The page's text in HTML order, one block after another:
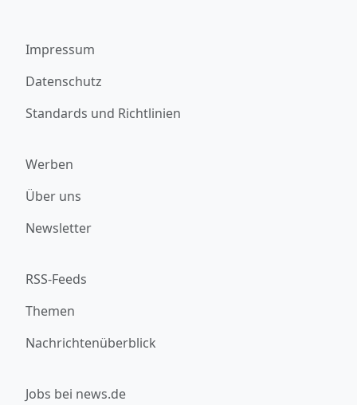
Impressum
Datenschutz
Standards und Richtlinien
Werben
Über uns
Newsletter
RSS-Feeds
Themen
Nachrichtenüberblick
Jobs bei news.de